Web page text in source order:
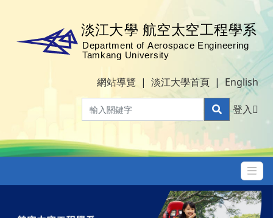
網站導覽 | 淡江大學首頁 | English
登入